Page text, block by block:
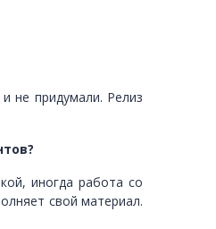
не придумали. Релиз
иногда работа со
свой материал.